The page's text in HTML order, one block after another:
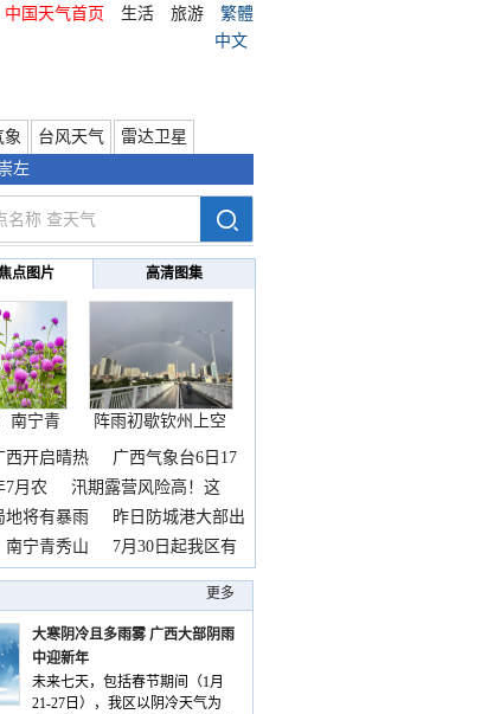
中国天气首页 生活 旅游
繁體
中文
象 台风天气
雷达卫星
左
点图片 高清图集
南宁青
阵雨初歇钦州上空
邂逅
西开启晴热
广西气象台6日17
7月农
汛期露营风险高！这
地将有暴雨
昨日防城港大部出
南宁青秀山
7月30日起我区有
更多
大寒阴冷且多雨雾 广西大部阴雨
中迎新年
未来七天，包括春节期间（1月
21-27日），我区以阴冷天气为